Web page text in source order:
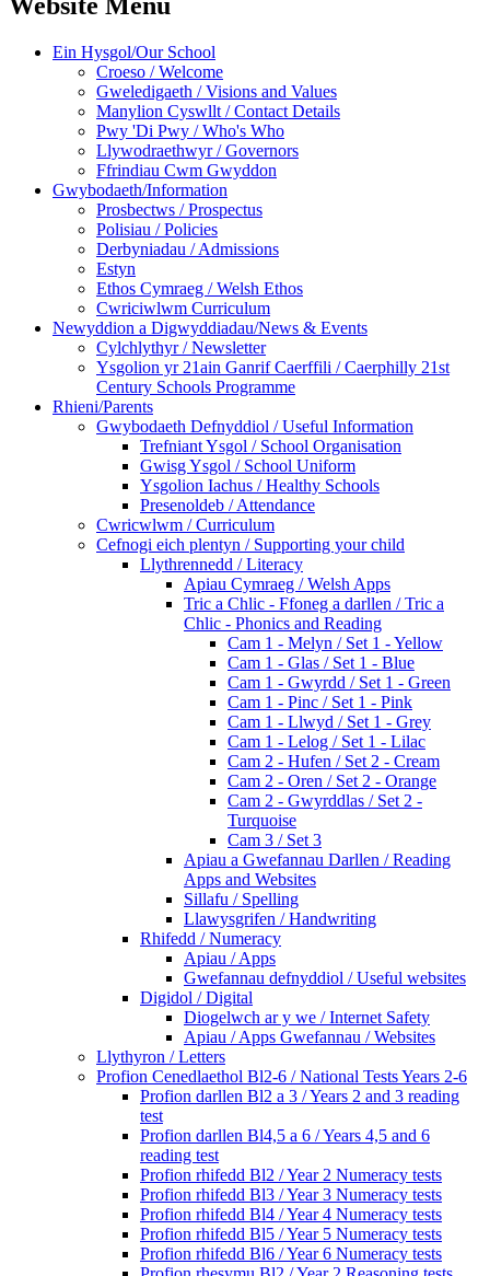
Ein Hysgol/Our School
Croeso / Welcome
Gweledigaeth / Visions and Values
Manylion Cyswllt / Contact Details
Pwy 'Di Pwy / Who's Who
Llywodraethwyr / Governors
Ffrindiau Cwm Gwyddon
Gwybodaeth/Information
Prosbectws / Prospectus
Polisiau / Policies
Derbyniadau / Admissions
Estyn
Ethos Cymraeg / Welsh Ethos
Cwriciwlwm Curriculum
Newyddion a Digwyddiadau/News & Events
Cylchlythyr / Newsletter
Ysgolion yr 21ain Ganrif Caerffili / Caerphilly 21st
Century Schools Programme
Rhieni/Parents
Gwybodaeth Defnyddiol / Useful Information
Trefniant Ysgol / School Organisation
Gwisg Ysgol / School Uniform
Ysgolion Iachus / Healthy Schools
Presenoldeb / Attendance
Cwricwlwm / Curriculum
Cefnogi eich plentyn / Supporting your child
Llythrennedd / Literacy
Apiau Cymraeg / Welsh Apps
Tric a Chlic - Ffoneg a darllen / Tric a
Chlic - Phonics and Reading
Cam 1 - Melyn / Set 1 - Yellow
Cam 1 - Glas / Set 1 - Blue
Cam 1 - Gwyrdd / Set 1 - Green
Cam 1 - Pinc / Set 1 - Pink
Cam 1 - Llwyd / Set 1 - Grey
Cam 1 - Lelog / Set 1 - Lilac
Cam 2 - Hufen / Set 2 - Cream
Cam 2 - Oren / Set 2 - Orange
Cam 2 - Gwyrddlas / Set 2 -
Turquoise
Cam 3 / Set 3
Apiau a Gwefannau Darllen / Reading
Apps and Websites
Sillafu / Spelling
Llawysgrifen / Handwriting
Rhifedd / Numeracy
Apiau / Apps
Gwefannau defnyddiol / Useful websites
Digidol / Digital
Diogelwch ar y we / Internet Safety
Apiau / Apps Gwefannau / Websites
Llythyron / Letters
Profion Cenedlaethol Bl2-6 / National Tests Years 2-6
Profion darllen Bl2 a 3 / Years 2 and 3 reading
test
Profion darllen Bl4,5 a 6 / Years 4,5 and 6
reading test
Profion rhifedd Bl2 / Year 2 Numeracy tests
Profion rhifedd Bl3 / Year 3 Numeracy tests
Profion rhifedd Bl4 / Year 4 Numeracy tests
Profion rhifedd Bl5 / Year 5 Numeracy tests
Profion rhifedd Bl6 / Year 6 Numeracy tests